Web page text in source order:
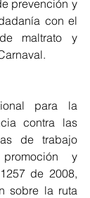
prevención y
con el
maltrato y
para la
contra las
de trabajo
y
de 2008,
sobre la ruta